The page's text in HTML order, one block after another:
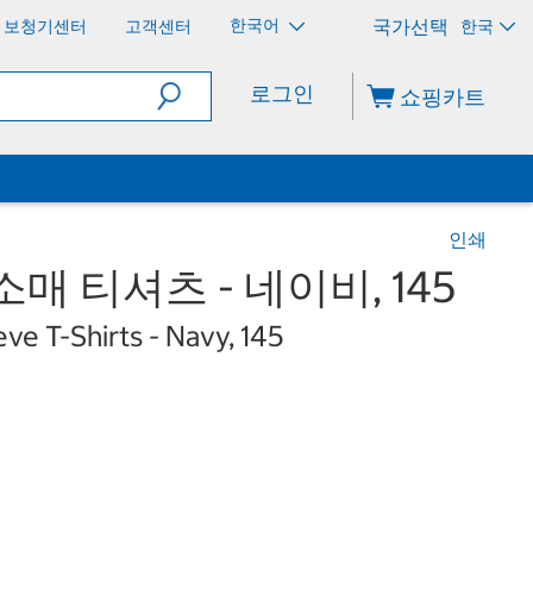
보청기센터 고객센터 한국어 한국
로그인 쇼핑카트
인쇄
매 티셔츠 - 네이비, 145
T-Shirts - Navy, 145